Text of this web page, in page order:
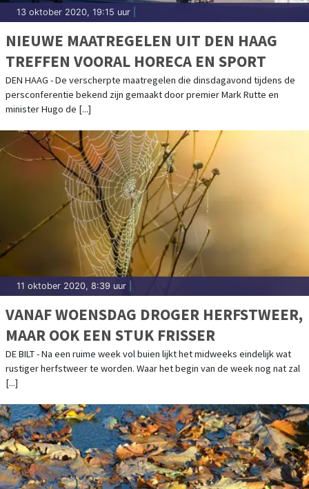
13 oktober 2020, 19:15 uur
NIEUWE MAATREGELEN UIT DEN HAAG
TREFFEN VOORAL HORECA EN SPORT
DEN HAAG - De verscherpte maatregelen die dinsdagavond tijdens de
persconferentie bekend zijn gemaakt door premier Mark Rutte en
minister Hugo de [...]
11 oktober 2020, 8:39 uur
VANAF WOENSDAG DROGER HERFSTWEER,
MAAR OOK EEN STUK FRISSER
DE BILT - Na een ruime week vol buien lijkt het midweeks eindelijk wat
rustiger herfstweer te worden. Waar het begin van de week nog nat zal
[...]